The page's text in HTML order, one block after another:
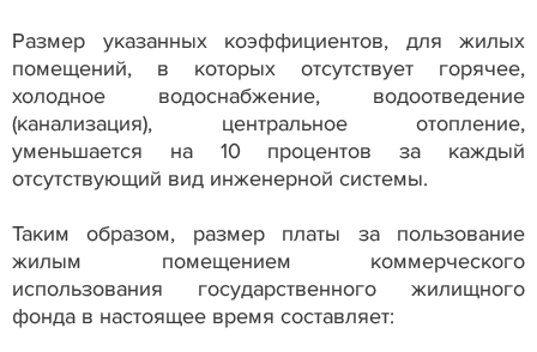
Размер указанных коэффициентов, для жилых
помещений, в которых отсутствует горячее,
холодное водоснабжение, водоотведение
(канализация), центральное отопление,
уменьшается на 10 процентов за каждый
отсутствующий вид инженерной системы.
Таким образом, размер платы за пользование
жилым помещением коммерческого
использования государственного жилищного
фонда в настоящее время составляет: